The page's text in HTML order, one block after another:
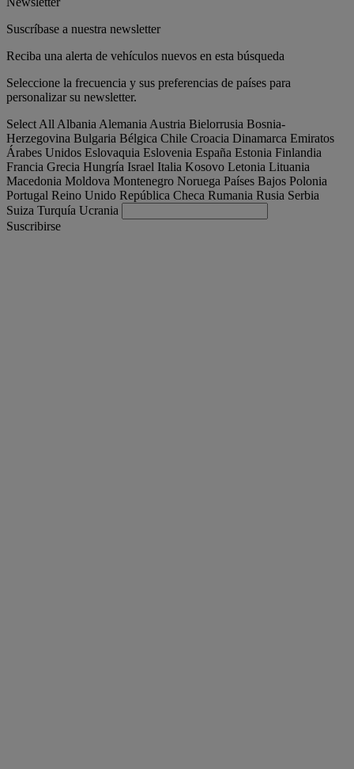
Suscríbase a nuestra newsletter
Reciba una alerta de vehículos nuevos en esta búsqueda
Seleccione la frecuencia y sus preferencias de países para
personalizar su newsletter.
Select AllAlbaniaAlemaniaAustria Bielorrusia Bosnia-
Herzegovina Bulgaria Bélgica Chile Croacia Dinamarca Emiratos
Árabes Unidos Eslovaquia Eslovenia España Estonia Finlandia
Francia Grecia Hungría Israel Italia Kosovo Letonia Lituania
Macedonia Moldova Montenegro Noruega Países Bajos Polonia
Portugal Reino Unido República Checa Rumania Rusia Serbia
Suiza Turquía Ucrania
Suscribirse